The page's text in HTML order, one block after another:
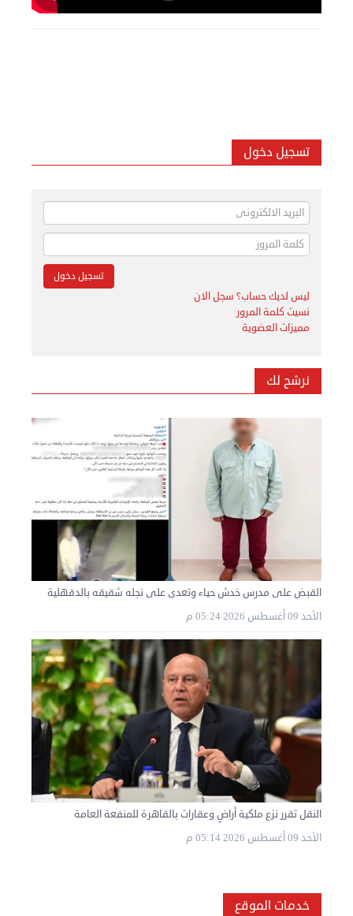
تسجيل دخول
ليس لديك حساب؟ سجل الان
نسيت كلمة المرور
مميزات العضوية
نرشح لك
القبض على مدرس خدش حياء وتعدى على نجله شقيقه بالدقهلية
الأحد 09 أغسطس 2026 05:24 م
النقل تقرر نزع ملكية أراضٍ وعقارات بالقاهرة للمنفعة العامة
الأحد 09 أغسطس 2026 05:14 م
خدمات الموقع